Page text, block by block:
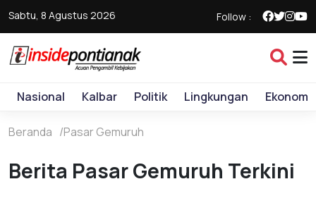
Sabtu, 8 Agustus 2026 Follow :
Nasional Kalbar Politik Lingkungan Ekonomi
Beranda Pasar Gemuruh
Berita Pasar Gemuruh Terkini